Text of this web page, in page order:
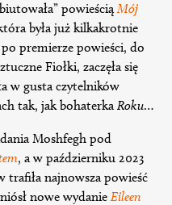
powieściąMój
była już kilkakrotnie
premierze powieści, do
Fiołki, zaczęła się
w gusta czytelników
tak, jak bohaterkaRoku…
Moshfegh pod
, a w październiku 2023
najnowsza powieść
nowe wydanie Eileen